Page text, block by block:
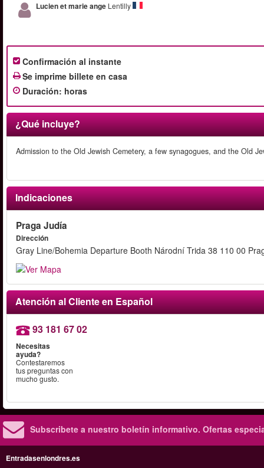
Lucien et marie ange Lentilly
Confirmación al instante
Se imprime billete en casa
Duración: horas
¿Qué incluye?
Admission to the Old Jewish Cemetery, a few synagogues, and the Old
Indicaciones
Praga Judía
Dirección
Gray Line/Bohemia Departure Booth Národní Trida 38 110 00
Atención al Cliente en Español
93 181 67 02
Necesitas
ayuda?
Contestaremos
tus preguntas con
mucho gusto.
Subscribete a nuestro boletín informativo. Ofertas
Entradasenlondres.es